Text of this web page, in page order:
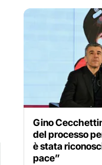
Gino
del processo
è stata
pace”